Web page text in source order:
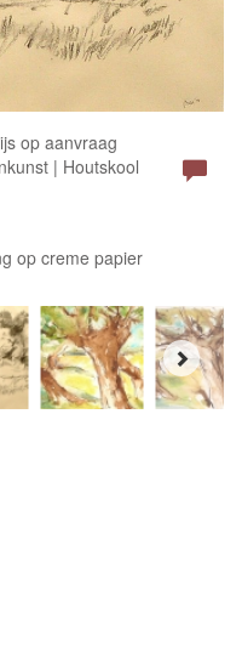
op aanvraag
| Houtskool
op creme papier